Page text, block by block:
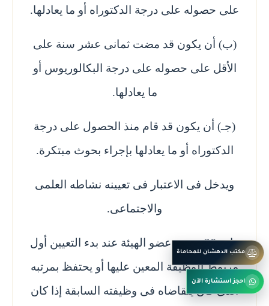
على حصوله على درجة الدكتوراه أو ما يعادلها.
(ب) أن يكون قد مضت ثمانى عشر سنة على
الأقل على حصوله على درجة البكالوريوس أو
ما يعادلها.
(جـ) أن يكون قد قام منذ الحصول على درجة
الدكتوراه أو ما يعادلها بإجراء بحوث مبتكرة.
ويدخل فى الاعتبار فى تعيينه نشاطه العلمى
والاجتماعى.
مادة 26 - يمنح عضو الهيئة عند بدء التعيين أول
مربوط الوظيفة المعين عليها أو يحتفظ بمرتبه
الذى كان يتقاضاه فى وظيفته السابقة إذا كان
مكتب الدهشان للمحاماة
احجز استشارة الآن